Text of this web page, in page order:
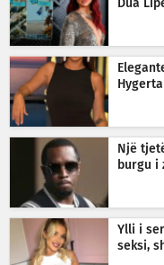
Dua
Një
burgu i
Ylli i
seksi,